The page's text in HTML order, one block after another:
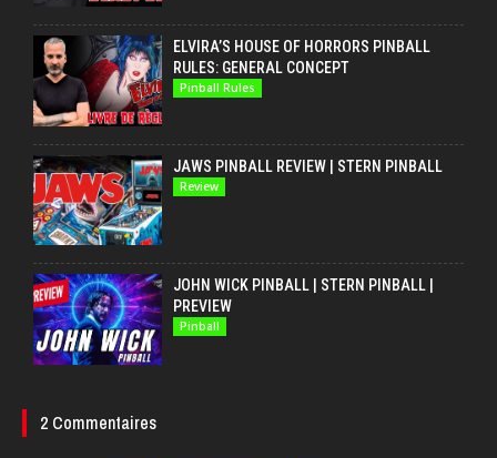
ELVIRA’S HOUSE OF HORRORS PINBALL
RULES: GENERAL CONCEPT
Pinball Rules
JAWS PINBALL REVIEW | STERN PINBALL
Review
JOHN WICK PINBALL | STERN PINBALL |
PREVIEW
Pinball
2 Commentaires